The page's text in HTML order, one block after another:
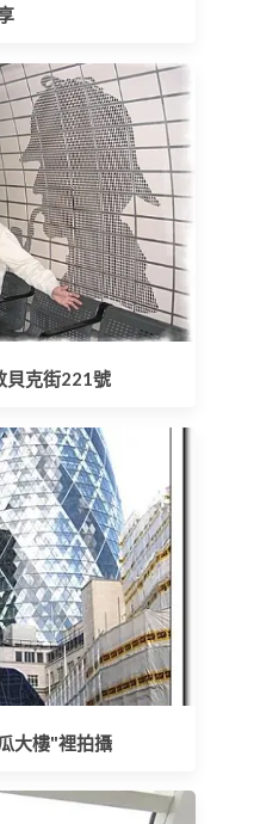
貝克街221號
大樓"裡拍攝